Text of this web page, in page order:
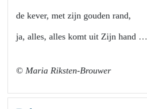
de kever, met zijn gouden rand,
ja, alles, alles komt uit Zijn hand …
© Maria Riksten-Brouwer